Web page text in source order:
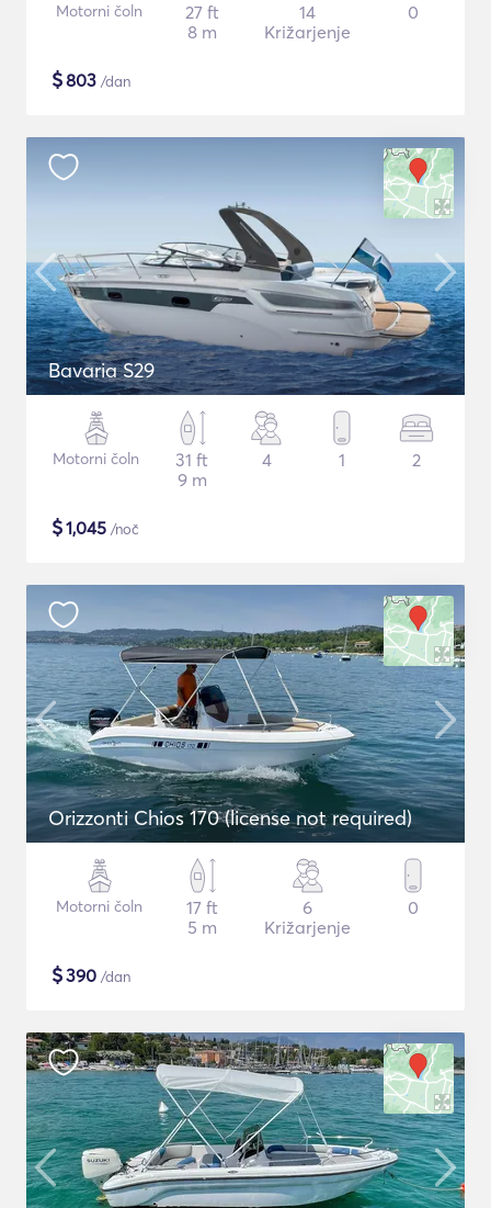
Motorni čoln
27 ft
8 m
14
Križarjenje
0
$803 /dan
Bavaria S29
Motorni čoln
31 ft
9 m
4 1 2
$1,045 /noč
Orizzonti Chios 170 (license not required)
Motorni čoln
17 ft
5 m
6
Križarjenje
0
$390 /dan